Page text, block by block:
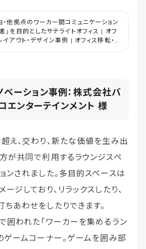
・他拠点のワーカー間コミュニケーション
」を目的としたサテライトオフィス | オフ
イアウト・デザイン事例 | オフィス移転・
ベーション事例：株式会社バ
エンターテインメント 様
え、交わり、新たな価値を生み出
が共同で利用するラウンジスペ
ンされました。多目的スペースは
ージしており、リラックスしたり、
あわせをしたりできます。
囲われた「ワーカーを集めるラン
ゲームコーナー。ゲームを囲み部